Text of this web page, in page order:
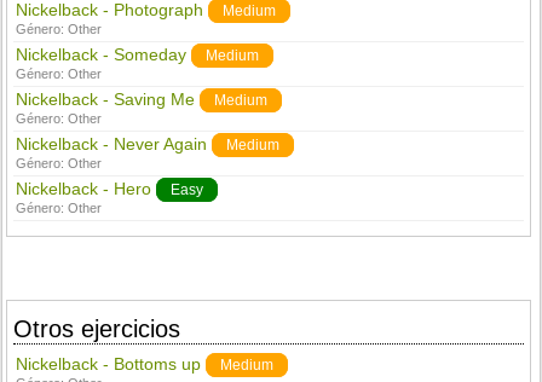
Nickelback - Photograph Medium
Género:Other
Nickelback - Someday Medium
Género:Other
Nickelback - Saving Me Medium
Género:Other
Nickelback - Never Again Medium
Género:Other
Nickelback - Hero Easy
Género:Other
Otros ejercicios
Nickelback - Bottoms up Medium